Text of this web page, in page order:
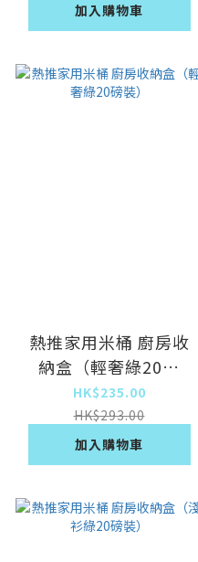
加入購物車
熱推家用米桶 廚房收
納盒（輕奢綠20磅
裝）
HK$235.00
HK$293.00
加入購物車